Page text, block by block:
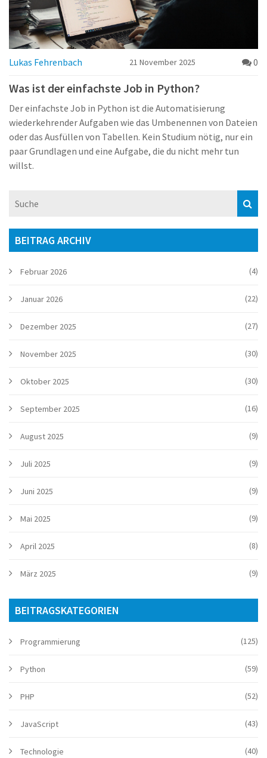
Lukas Fehrenbach 21 November 2025 0
Was ist der einfachste Job in Python?
Der einfachste Job in Python ist die Automatisierung
wiederkehrender Aufgaben wie das Umbenennen von Dateien
oder das Ausfüllen von Tabellen. Kein Studium nötig, nur ein
paar Grundlagen und eine Aufgabe, die du nicht mehr tun
willst.
BEITRAG ARCHIV
Februar 2026 (4)
Januar 2026 (22)
Dezember 2025 (27)
November 2025 (30)
Oktober 2025 (30)
September 2025 (16)
August 2025 (9)
Juli 2025 (9)
Juni 2025 (9)
Mai 2025 (9)
April 2025 (8)
März 2025 (9)
BEITRAGSKATEGORIEN
Programmierung (125)
Python (59)
PHP (52)
JavaScript (43)
Technologie (40)